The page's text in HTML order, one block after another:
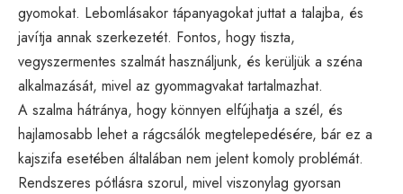
gyomokat. Lebomlásakor tápanyagokat juttat a talajba, és
javítja annak szerkezetét. Fontos, hogy tiszta,
vegyszermentes szalmát használjunk, és kerüljük a széna
alkalmazását, mivel az gyommagvakat tartalmazhat.
A szalma hátránya, hogy könnyen elfújhatja a szél, és
hajlamosabb lehet a rágcsálók megtelepedésére, bár ez a
kajszifa esetében általában nem jelent komoly problémát.
Rendszeres pótlásra szorul, mivel viszonylag gyorsan